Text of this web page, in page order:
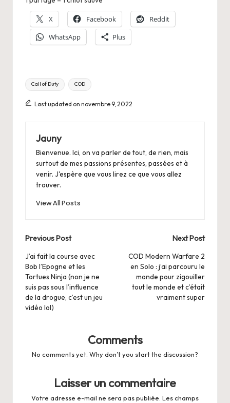
X Facebook
Reddit
WhatsApp
Plus
Tags:
Call of Duty COD
Last updated on novembre 9, 2022
Jauny
Bienvenue. Ici, on va parler de tout, de rien, mais
surtout de mes passions présentes, passées et à
venir. J'espère que vous lirez ce que vous allez
trouver.
View All Posts
Post
navigation
Previous Post
J’ai fait la course avec
Bob l’Epogne et les
Tortues Ninja (non je ne
suis pas sous l’influence
de la drogue, c’est un jeu
vidéo lol)
Next Post
COD Modern Warfare 2
en Solo : j’ai parcouru le
monde pour zigouiller
tout le monde et c’était
vraiment super
Comments
No comments yet. Why don’t you start the discussion?
Laisser un commentaire
Votre adresse e-mail ne sera pas publiée. Les champs